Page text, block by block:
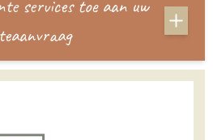
services toe aan uw